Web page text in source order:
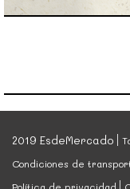
2019 EsdeMercado
Condiciones de
Política de privacidad